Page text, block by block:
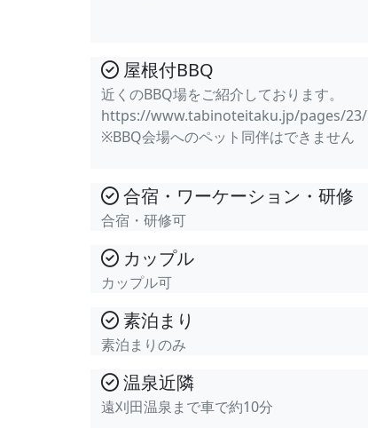
屋根付BBQ
近くのBBQ場をご紹介しております。
https://www.tabinoteitaku.jp/pages/23/
※BBQ会場へのペット同伴はできません
合宿・ワーケーション・研修
合宿・研修可
カップル
カップル可
素泊まり
素泊まりのみ
温泉近隣
遠刈田温泉まで車で約10分